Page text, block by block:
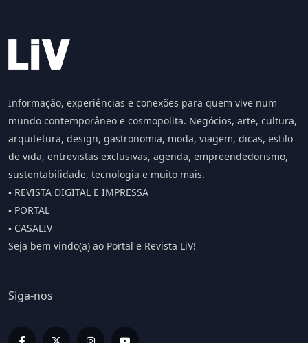
Informação, experiências e conexões para quem vive num
mundo contemporâneo e cosmopolita. Negócios, arte, cultura,
arquitetura, design, gastronomia, moda, viagem, dicas, estilo
de vida, entrevistas exclusivas, agenda, empreendedorismo,
sustentabilidade, tecnologia e muito mais.
▪️ REVISTA DIGITAL E IMPRESSA
▪️ PORTAL
▪️ CASALIV
Seja bem vindo(a) ao Portal e Revista LiV!
Siga-nos